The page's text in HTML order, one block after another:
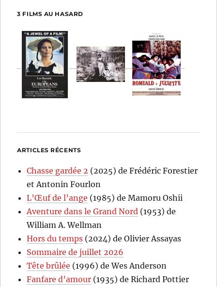
3 FILMS AU HASARD
ARTICLES RÉCENTS
Chasse gardée 2 (2025) de Frédéric Forestier
et Antonin Fourlon
L’Œuf de l’ange (1985) de Mamoru Oshii
Aventure dans le Grand Nord (1953) de
William A. Wellman
Hors du temps (2024) de Olivier Assayas
Sommaire de juillet 2026
Tête brûlée (1996) de Wes Anderson
Fanfare d’amour (1935) de Richard Pottier